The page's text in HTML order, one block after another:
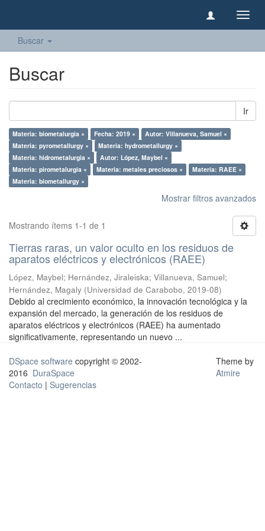
Buscar
Buscar
Ir
Materia: biometalurgia × Fecha: 2019 ×
Autor: Villanueva, Samuel ×
Materia: pyrometallurgy ×
Materia: hydrometallurgy ×
Materia: hidrometalurgia ×
Autor: López, Maybel ×
Materia: pirometalurgia ×
Materia: metales preciosos ×
Materia: RAEE ×
Materia: biometallurgy ×
Mostrar filtros avanzados
Mostrando ítems 1-1 de 1
Tierras raras, un valor oculto en los residuos de
aparatos eléctricos y electrónicos (RAEE)
López, Maybel; Hernández, Jiraleiska; Villanueva, Samuel;
Hernández, Magaly (Universidad de Carabobo, 2019-08)
Debido al crecimiento económico, la innovación tecnológica y la
expansión del mercado, la generación de los residuos de
aparatos eléctricos y electrónicos (RAEE) ha aumentado
significativamente, representando un nuevo ...
DSpace software copyright © 2002-
2016 DuraSpace
Contacto | Sugerencias
Theme by
Atmire